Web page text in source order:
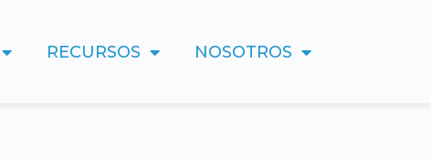
RECURSOS NOSOTROS